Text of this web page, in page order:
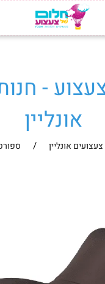
-
אונליין
אונליין /